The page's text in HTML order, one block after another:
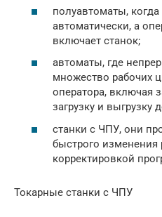
полуавтоматы,
автоматически, а
включает станок;
автоматы, где
множество рабочих
оператора, включая
загрузку и выгрузку
станки с ЧПУ, они
быстрого
корректировкой
Токарные станки с ЧПУ